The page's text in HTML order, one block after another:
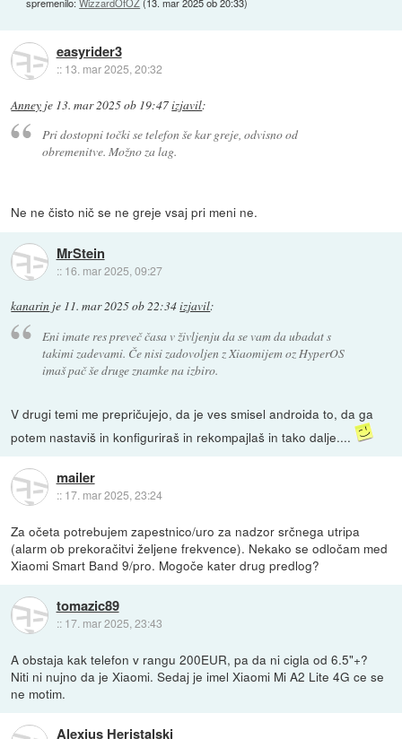
easyrider3
:: 13. mar 2025, 20:32
Anney je 13. mar 2025 ob 19:47izjavil:
Pri dostopni točki se telefon še kar greje, odvisno od
obremenitve. Možno za lag.
Ne ne čisto nič se ne greje vsaj pri meni ne.
MrStein
:: 16. mar 2025, 09:27
kanarin je 11. mar 2025 ob 22:34izjavil:
Eni imate res preveč časa v življenju da se vam da ubadat s
takimi zadevami. Če nisi zadovoljen z Xiaomijem oz HyperOS
imaš pač še druge znamke na izbiro.
V drugi temi me prepričujejo, da je ves smisel androida to, da ga
potem nastaviš in konfiguriraš in rekompajlaš in tako dalje....
mailer
:: 17. mar 2025, 23:24
Za očeta potrebujem zapestnico/uro za nadzor srčnega utripa
(alarm ob prekoračitvi željene frekvence). Nekako se odločam med
Xiaomi Smart Band 9/pro. Mogoče kater drug predlog?
tomazic89
:: 17. mar 2025, 23:43
A obstaja kak telefon v rangu 200EUR, pa da ni cigla od 6.5"+?
Niti ni nujno da je Xiaomi. Sedaj je imel Xiaomi Mi A2 Lite 4G ce se
ne motim.
Alexius Heristalski